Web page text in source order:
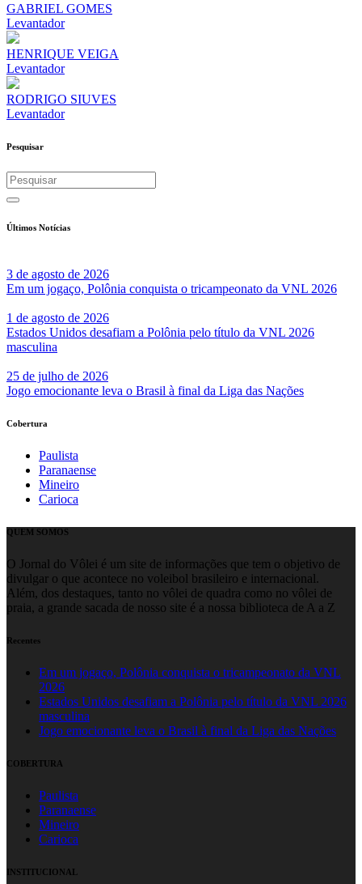
GABRIEL GOMES
Levantador
HENRIQUE VEIGA
Levantador
RODRIGO SIUVES
Levantador
Pesquisar
Últimos Notícias
3 de agosto de 2026
Em um jogaço, Polônia conquista o tricampeonato da VNL 2026
1 de agosto de 2026
Estados Unidos desafiam a Polônia pelo título da VNL 2026
masculina
25 de julho de 2026
Jogo emocionante leva o Brasil à final da Liga das Nações
Cobertura
Paulista
Paranaense
Mineiro
Carioca
QUEM SOMOS
O Jornal do Vôlei é um site de informações que tem o objetivo de
divulgar o que acontece no voleibol brasileiro e internacional.
Além, dos destaques, tanto no vôlei de quadra como no vôlei de
praia, a grande sacada de nosso site é a nossa biblioteca de A a Z
Recentes
Em um jogaço, Polônia conquista o tricampeonato da VNL
2026
Estados Unidos desafiam a Polônia pelo título da VNL 2026
masculina
Jogo emocionante leva o Brasil à final da Liga das Nações
COBERTURA
Paulista
Paranaense
Mineiro
Carioca
INSTITUCIONAL